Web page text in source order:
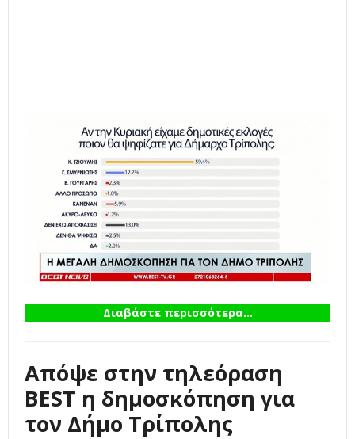
Διαβάστε περισσότερα...
Απόψε στην τηλεόραση
BEST η δημοσκόπηση για
τον Δήμο Τρίπολης